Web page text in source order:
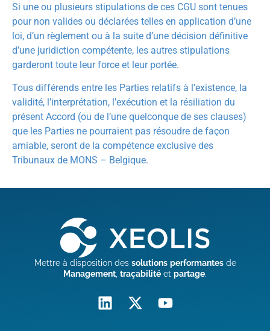
Si une ou plusieurs stipulations de ces CGU sont tenues
pour non valides ou déclarées telles en application d’une
loi, d’un règlement ou à la suite d’une décision définitive
d’une juridiction compétente, les autres stipulations
garderont toute leur force et leur portée.
Tous différends entre les Parties relatifs à l’existence, la
validité, l’interprétation, l’exécution et la résiliation du
présent Accord (ou de l’une quelconque de ses clauses)
que les Parties ne pourraient pas résoudre de façon
amiable, seront de la compétence exclusive des
Tribunaux de MONS – Belgique.
Mettre à disposition des solutions performantesde
Management traçabilité et partage.